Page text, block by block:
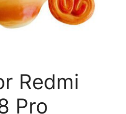
Redmi
Pro